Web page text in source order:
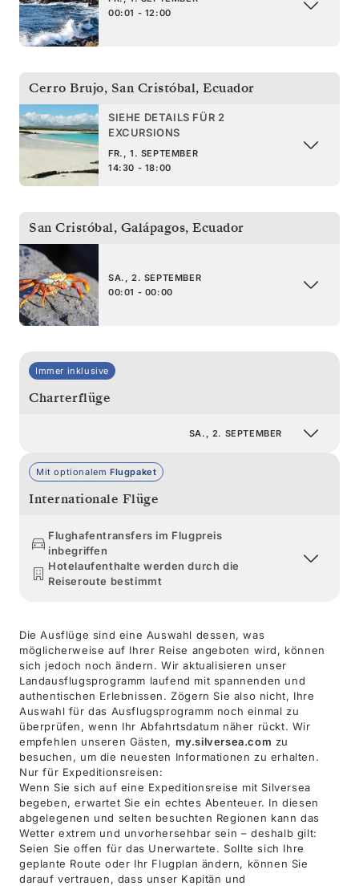
00:01 - 12:00
Cerro Brujo, San Cristóbal, Ecuador
SIEHE DETAILS FÜR 2
EXCURSIONS
FR., 1. SEPTEMBER
14:30 - 18:00
San Cristóbal, Galápagos, Ecuador
SA., 2. SEPTEMBER
00:01 - 00:00
Immer inklusive
Charterflüge
SA., 2. SEPTEMBER
Mit optionalem Flugpaket
Internationale Flüge
Flughafentransfers im Flugpreis
inbegriffen
Hotelaufenthalte werden durch die
Reiseroute bestimmt
Die Ausflüge sind eine Auswahl dessen, was
möglicherweise auf Ihrer Reise angeboten wird, können
sich jedoch noch ändern. Wir aktualisieren unser
Landausflugsprogramm laufend mit spannenden und
authentischen Erlebnissen. Zögern Sie also nicht, Ihre
Auswahl für das Ausflugsprogramm noch einmal zu
überprüfen, wenn Ihr Abfahrtsdatum näher rückt. Wir
empfehlen unseren Gästen, my.silversea.com zu
besuchen, um die neuesten Informationen zu erhalten.
Nur für Expeditionsreisen:
Wenn Sie sich auf eine Expeditionsreise mit Silversea
begeben, erwartet Sie ein echtes Abenteuer. In diesen
abgelegenen und selten besuchten Regionen kann das
Wetter extrem und unvorhersehbar sein – deshalb gilt:
Seien Sie offen für das Unerwartete. Sollte sich Ihre
geplante Route oder Ihr Flugplan ändern, können Sie
darauf vertrauen, dass unser Kapitän und